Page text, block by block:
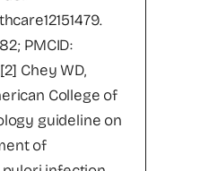
PMCID:
Chey WD,
College of
guideline on
of